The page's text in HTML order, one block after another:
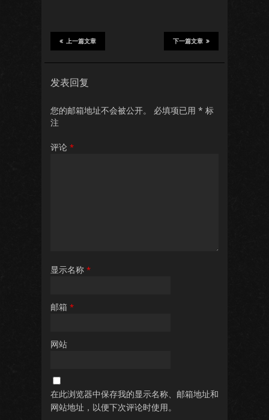
下一篇文章
上一篇文章
发表回复
您的邮箱地址不会被公开。 必填项已用 * 标
注
评论 *
显示名称 *
邮箱 *
网站
在此浏览器中保存我的显示名称、邮箱地址和
网站地址，以便下次评论时使用。